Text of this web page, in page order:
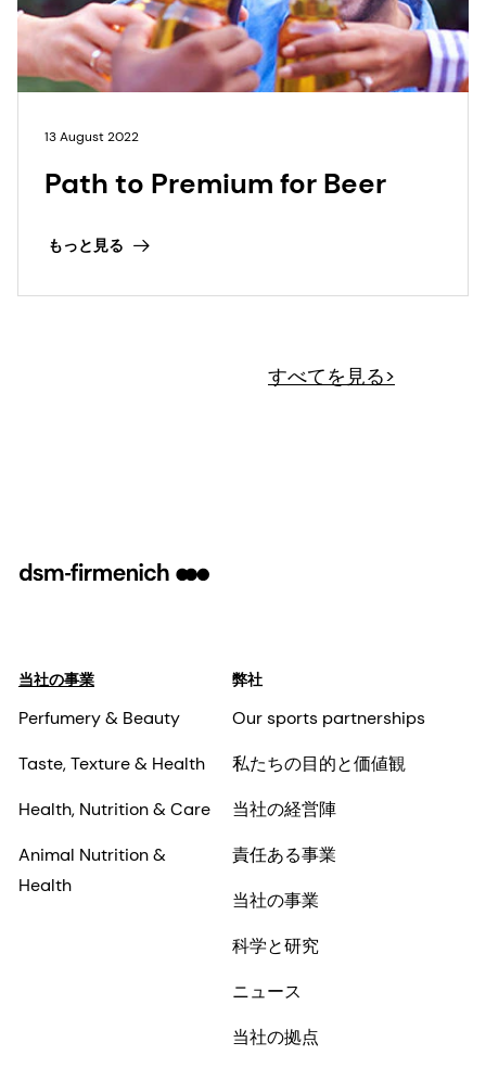
13 August 2022
Path to Premium for Beer
もっと見る
すべてを見る>
当社の事業
Perfumery & Beauty
Taste, Texture & Health
Health, Nutrition & Care
Animal Nutrition &
Health
弊社
Our sports partnerships
私たちの目的と価値観
当社の経営陣
責任ある事業
当社の事業
科学と研究
ニュース
当社の拠点